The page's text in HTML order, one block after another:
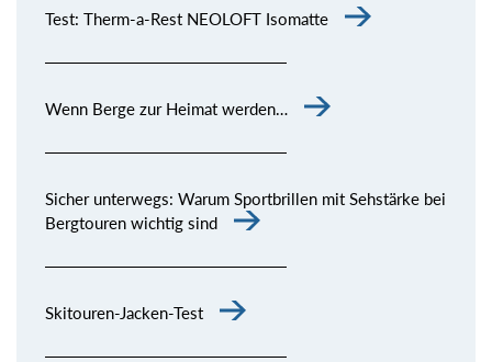
Test: Therm-a-Rest NEOLOFT Isomatte
Wenn Berge zur Heimat werden…
Sicher unterwegs: Warum Sportbrillen mit Sehstärke bei
Bergtouren wichtig sind
Skitouren-Jacken-Test